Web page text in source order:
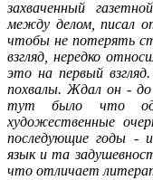
захваченный
между делом, писал
чтобы не потерять
взгляд, нередко
это на первый
похвалы. Ждал он - до
тут было что
художественные
последующие годы -
язык и та
что отличает